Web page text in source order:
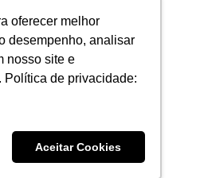
oferecer melhor
desempenho, analisar
nosso site e
Política de privacidade:
Aceitar Cookies